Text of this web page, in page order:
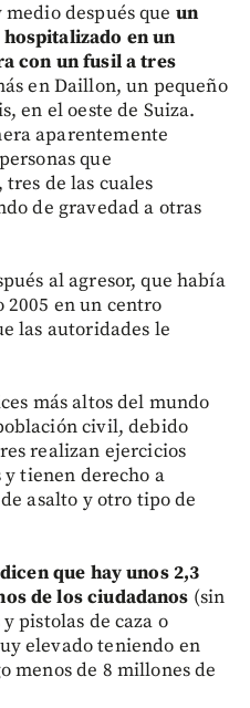
después que un
en un
con un fusil a tres
en Daillon, un pequeño
en el oeste de Suiza.
aparentemente
que
de las cuales
de gravedad a otras
al agresor, que había
2005 en un centro
las autoridades le
más altos del mundo
civil, debido
realizan ejercicios
y tienen derecho a
asalto y otro tipo de
que hay unos 2,3
de los ciudadanos (sin
pistolas de caza o
elevado teniendo en
menos de 8 millones de